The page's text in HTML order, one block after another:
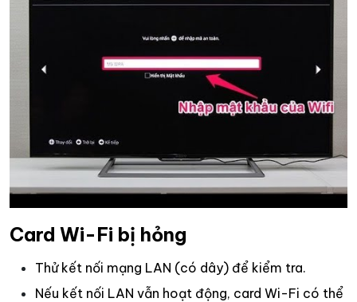
Card Wi-Fi bị hỏng
Thử kết nối mạng LAN (có dây) để kiểm tra.
Nếu kết nối LAN vẫn hoạt động, card Wi-Fi có thể